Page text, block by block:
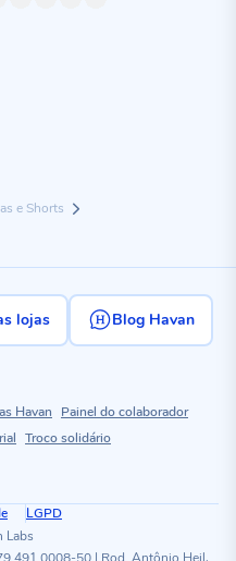
e Shorts
lojas Blog Havan
Havan
Painel do colaborador
Troco solidário
LGPD
Labs